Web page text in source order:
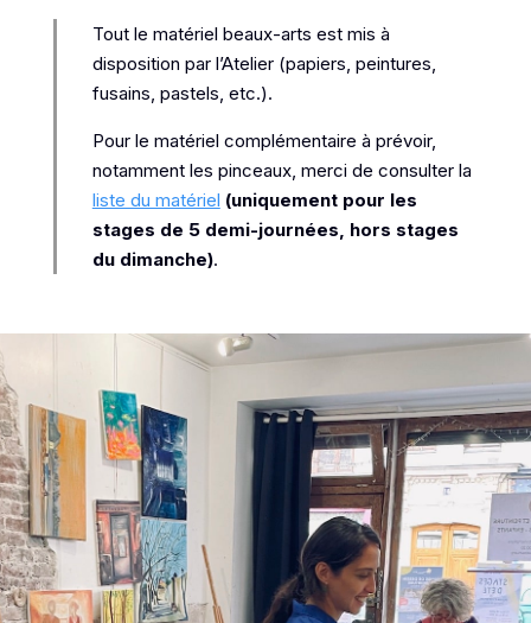
Tout le matériel beaux-arts est mis à
disposition par l’Atelier (papiers, peintures,
fusains, pastels, etc.).
Pour le matériel complémentaire à prévoir,
notamment les pinceaux, merci de consulter la
liste du matériel (uniquement pour les
stages de 5 demi-journées, hors stages
du dimanche).